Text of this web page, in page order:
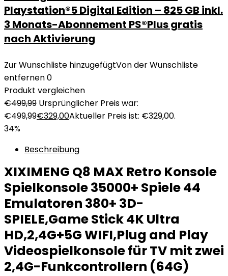
Playstation®5 Digital Edition – 825 GB inkl.
3 Monats-Abonnement PS®Plus gratis
nach Aktivierung
Zur Wunschliste hinzugefügtVon der Wunschliste
entfernen0
Produkt vergleichen
€499,99 Ursprünglicher Preis war:
€499,99€329,00Aktueller Preis ist: €329,00.
34%
Beschreibung
XIXIMENG Q8 MAX Retro Konsole
Spielkonsole 35000+ Spiele 44
Emulatoren 380+ 3D-
SPIELE,Game Stick 4K Ultra
HD,2,4G+5G WIFI,Plug and Play
Videospielkonsole für TV mit zwei
2,4G-Funkcontrollern (64G)